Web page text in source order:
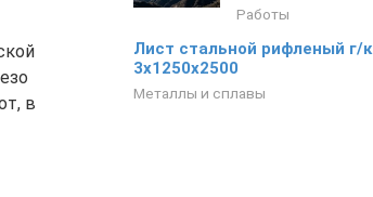
в
Работы
Лист стальной рифленый г/к
3х1250х2500
Металлы и сплавы